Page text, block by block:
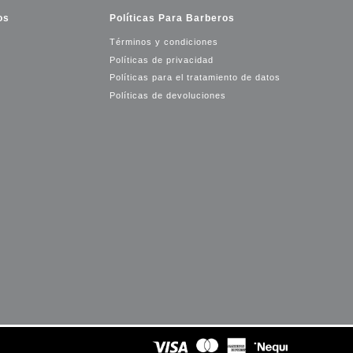
Políticas Para Barberos
Términos y condiciones
Políticas de privacidad
Políticas para el tratamiento de datos
Políticas de devoluciones